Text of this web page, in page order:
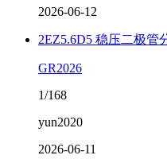
2026-06-12
2EZ5.6D5 稳压二极管
GR2026
1/168
yun2020
2026-06-11